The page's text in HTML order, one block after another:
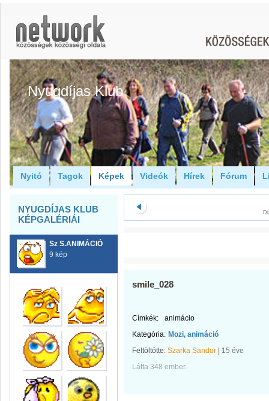
Nyugdíjas Klub
Nyitó Tagok Képek Videók Hírek Fórum
NYUGDÍJAS KLUB
KÉPGALÉRIÁI
Sz S.ANIMÁCIÓ
9 kép
smile_028
Címkék:
animácio
Kategória: Mozi, animáció
Feltöltötte: Szarka Sandor
15 éve
Látta 348 ember.